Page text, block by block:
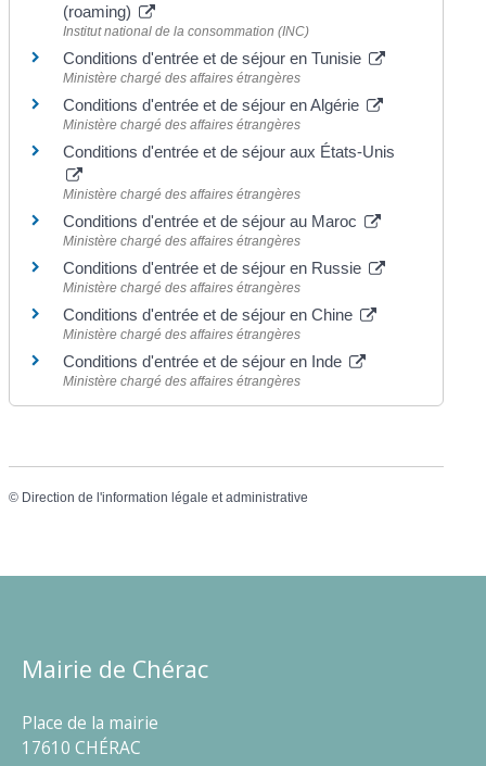
(roaming)
Institut national de la consommation (INC)
Conditions d'entrée et de séjour en Tunisie
Ministère chargé des affaires étrangères
Conditions d'entrée et de séjour en Algérie
Ministère chargé des affaires étrangères
Conditions d'entrée et de séjour aux États-Unis
Ministère chargé des affaires étrangères
Conditions d'entrée et de séjour au Maroc
Ministère chargé des affaires étrangères
Conditions d'entrée et de séjour en Russie
Ministère chargé des affaires étrangères
Conditions d'entrée et de séjour en Chine
Ministère chargé des affaires étrangères
Conditions d'entrée et de séjour en Inde
Ministère chargé des affaires étrangères
© Direction de l'information légale et administrative
Mairie de Chérac
Place de la mairie
17610 CHÉRAC